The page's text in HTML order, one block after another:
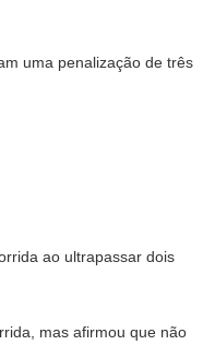
uma penalização de três
ao ultrapassar dois
mas afirmou que não